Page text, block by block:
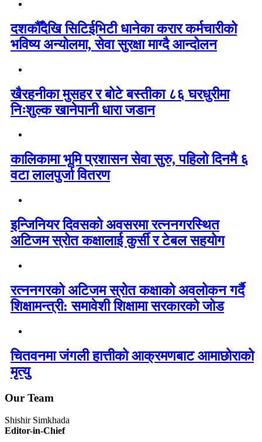
दशकौँदेखि सिटिईभिटी धानेका करार कर्मचारीको
भविष्य अन्योलमा, सेवा सुरक्षा माग्दै आन्दोलन
खैरहनीका मुसहर र बोटे बस्तीका ८६ घरधुरीमा
निःशुल्क खानेपानी धारा जडान
कालिकामा भूमि प्रशासन सेवा सुरु, पहिलो दिनमै ६
वटा लालपुर्जा वितरण
इन्जिनियर दिवसको अवसरमा रत्ननगरस्थित
अटिजम स्रोत कक्षालाई कुर्सी र टेबल सहयोग
रत्ननगरको अटिजम स्रोत कक्षाको अवलोकन गर्दै
शिक्षामन्त्री: समावेशी शिक्षामा सरकारको जोड
चितवनमा जंगली हात्तीको आक्रमणबाट आमाछोराको
मृत्यु
Our Team
Shishir Simkhada
Editor-in-Chief